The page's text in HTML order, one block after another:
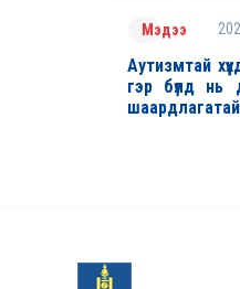
Мэдээ
Аутизмтай
гэр бүлд нь